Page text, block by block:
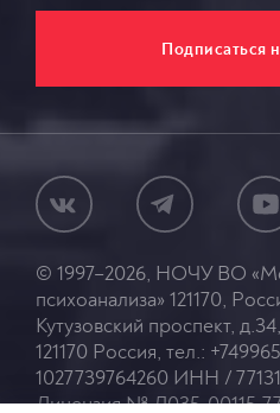
© 1997–2026, НОЧУ ВО
психоанализа» 121170,
Кутузовский проспект,
121170 Россия, тел.:
1027739764260 ИНН /
Лицензия № Л035-00115-